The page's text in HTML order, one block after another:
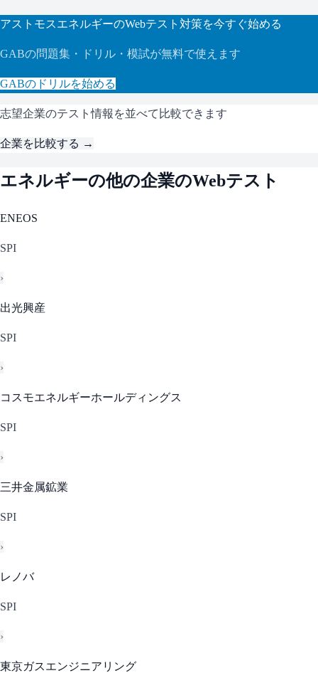
アストモスエネルギーのWebテスト対策を今すぐ始める
GABの問題集・ドリル・模試が無料で使えます
GABのドリルを始める
志望企業のテスト情報を並べて比較できます
企業を比較する →
エネルギーの他の企業のWebテスト
ENEOS
SPI
›
出光興産
SPI
›
コスモエネルギーホールディングス
SPI
›
三井金属鉱業
SPI
›
レノバ
SPI
›
東京ガスエンジニアリング